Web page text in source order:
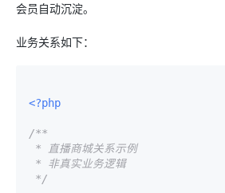
会员自动沉淀。
业务关系如下：
<?php
/**
*/